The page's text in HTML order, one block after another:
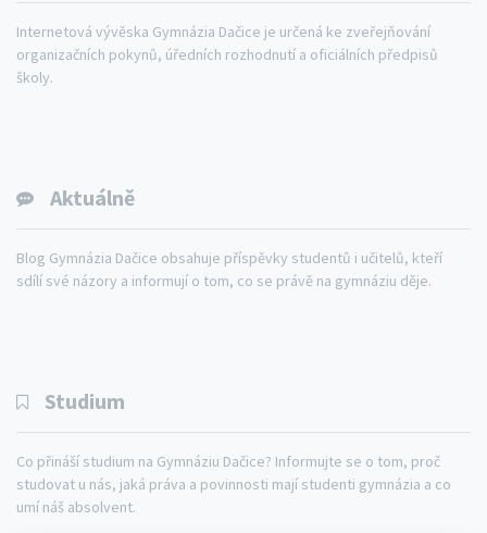
Internetová vývěska Gymnázia Dačice je určená ke zveřejňování
organizačních pokynů, úředních rozhodnutí a oficiálních předpisů
školy.
Aktuálně
Blog Gymnázia Dačice obsahuje příspěvky studentů i učitelů, kteří
sdílí své názory a informují o tom, co se právě na gymnáziu děje.
Studium
Co přináší studium na Gymnáziu Dačice? Informujte se o tom, proč
studovat u nás, jaká práva a povinnosti mají studenti gymnázia a co
umí náš absolvent.